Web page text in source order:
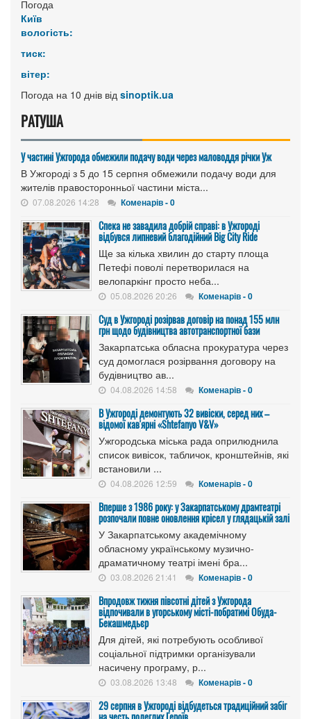
Погода
Київ
вологість:
тиск:
вітер:
Погода на 10 днів від sinoptik.ua
РАТУША
У частині Ужгорода обмежили подачу води через маловоддя річки Уж
В Ужгороді з 5 до 15 серпня обмежили подачу води для
жителів правосторонньої частини міста...
07.08.2026 14:28 Коменарів - 0
Спека не завадила добрій справі: в Ужгороді
відбувся липневий благодійний Big City Ride
Ще за кілька хвилин до старту площа
Петефі поволі перетворилася на
велопаркінг просто неба...
05.08.2026 20:26 Коменарів - 0
Cуд в Ужгороді розірвав договір на понад 155 млн
грн щодо будівництва автотранспортної бази
Закарпатська обласна прокуратура через
суд домоглася розірвання договору на
будівництво ав...
04.08.2026 14:58 Коменарів - 0
В Ужгороді демонтують 32 вивіски, серед них –
відомої кав'ярні «Shtefanyo V&V»
Ужгородська міська рада оприлюднила
список вивісок, табличок, кронштейнів, які
встановили ...
04.08.2026 12:59 Коменарів - 0
Вперше з 1986 року: у Закарпатському драмтеатрі
розпочали повне оновлення крісел у глядацькій залі
У Закарпатському академічному
обласному українському музично-
драматичному театрі імені бра...
03.08.2026 21:41 Коменарів - 0
Впродовж тижня півсотні дітей з Ужгорода
відпочивали в угорському місті-побратимі Обуда-
Бекашмедьєр
Для дітей, які потребують особливої
соціальної підтримки організували
насичену програму, р...
03.08.2026 13:48 Коменарів - 0
29 серпня в Ужгороді відбудеться традиційний забіг